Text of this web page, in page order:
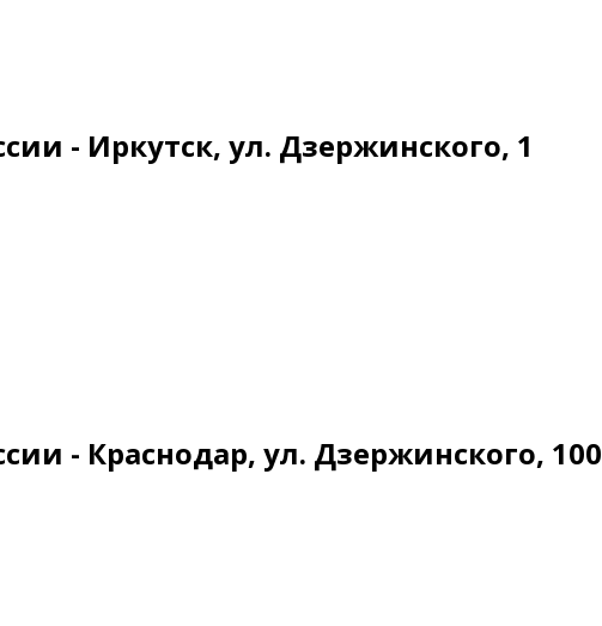
- Иркутск, ул. Дзержинского, 1
- Краснодар, ул. Дзержинского, 100